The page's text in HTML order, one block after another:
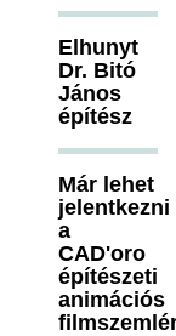
Elhunyt
Dr. Bitó
János
építész
Már lehet
jelentkezni
a
CAD'oro
építészeti
animációs